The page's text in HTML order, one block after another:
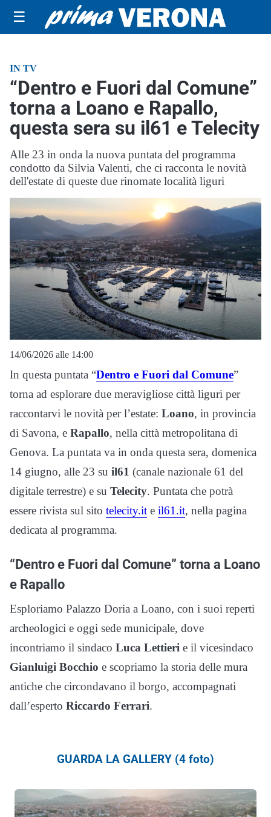
☰
IN TV
“Dentro e Fuori dal Comune”
torna a Loano e Rapallo,
questa sera su il61 e Telecity
Alle 23 in onda la nuova puntata del programma
condotto da Silvia Valenti, che ci racconta le novità
dell'estate di queste due rinomate località liguri
14/06/2026 alle 14:00
In questa puntata “Dentro e Fuori dal Comune”
torna ad esplorare due meravigliose città liguri per
raccontarvi le novità per l’estate: Loano, in provincia
di Savona, e Rapallo, nella città metropolitana di
Genova. La puntata va in onda questa sera, domenica
14 giugno, alle 23 su il61 (canale nazionale 61 del
digitale terrestre) e su Telecity. Puntata che potrà
essere rivista sul sito telecity.it e il61.it, nella pagina
dedicata al programma.
“Dentro e Fuori dal Comune” torna a Loano
e Rapallo
Esploriamo Palazzo Doria a Loano, con i suoi reperti
archeologici e oggi sede municipale, dove
incontriamo il sindaco Luca Lettieri e il vicesindaco
Gianluigi Bocchio e scopriamo la storia delle mura
antiche che circondavano il borgo, accompagnati
dall’esperto Riccardo Ferrari.
GUARDA LA GALLERY (4 foto)